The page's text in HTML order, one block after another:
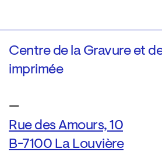
Centre de la Gravure et
imprimée
—
Rue des Amours, 10
B-7100 La Louvière